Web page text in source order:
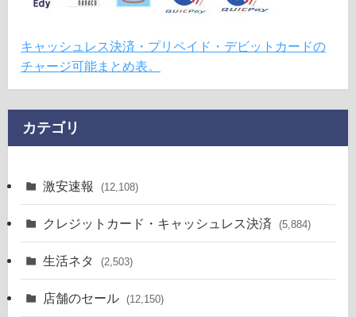
キャッシュレス決済・プリペイド・デビットカードの
チャージ可能まとめ表。
カテゴリ
激安速報 (12,108)
クレジットカード・キャッシュレス決済 (5,884)
生活ネタ (2,503)
店舗のセール (12,150)